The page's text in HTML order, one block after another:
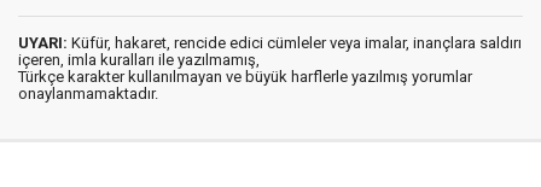
UYARI: Küfür, hakaret, rencide edici cümleler veya imalar, inançlara saldırı
içeren, imla kuralları ile yazılmamış,
Türkçe karakter kullanılmayan ve büyük harflerle yazılmış yorumlar
onaylanmamaktadır.